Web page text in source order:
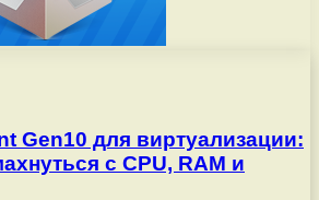
Gen10 для виртуализации:
с CPU, RAM и